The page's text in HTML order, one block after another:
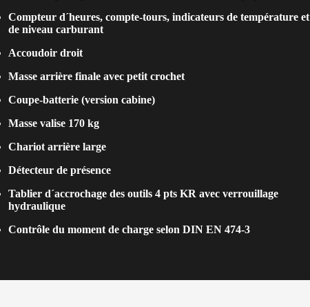
Compteur d´heures, compte-tours, indicateurs de température et
de niveau carburant
Accoudoir droit
Masse arrière finale avec petit crochet
Coupe-batterie (version cabine)
Masse valise 170 kg
Chariot arrière large
Détecteur de présence
Tablier d´accrochage des outils 4 pts KR avec verrouillage
hydraulique
Contrôle du moment de charge selon DIN EN 474-3